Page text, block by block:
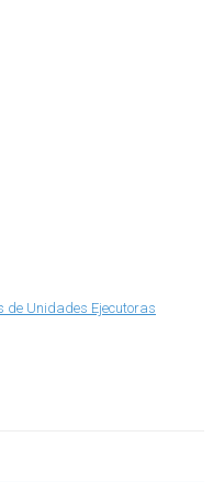
de Unidades Ejecutoras